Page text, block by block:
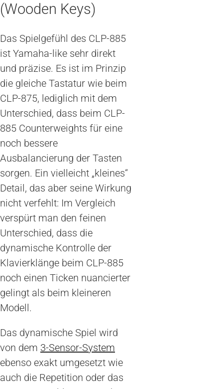
(Wooden Keys)
Das Spielgefühl des CLP-885
ist Yamaha-like sehr direkt
und präzise. Es ist im Prinzip
die gleiche Tastatur wie beim
CLP-875, lediglich mit dem
Unterschied, dass beim CLP-
885 Counterweights für eine
noch bessere
Ausbalancierung der Tasten
sorgen. Ein vielleicht „kleines“
Detail, das aber seine Wirkung
nicht verfehlt: Im Vergleich
verspürt man den feinen
Unterschied, dass die
dynamische Kontrolle der
Klavierklänge beim CLP-885
noch einen Ticken nuancierter
gelingt als beim kleineren
Modell.
Das dynamische Spiel wird
von dem 3-Sensor-System
ebenso exakt umgesetzt wie
auch die Repetition oder das